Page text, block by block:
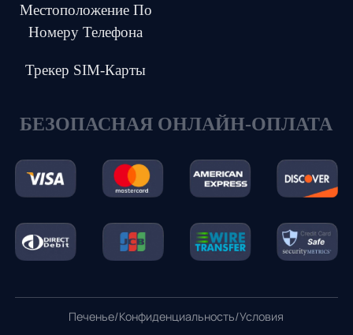
Местоположение По
Номеру Телефона
Трекер SIM-Карты
БЕЗОПАСНАЯ ОНЛАЙН-ОПЛАТА
Печенье/Конфиденциальность/Условия